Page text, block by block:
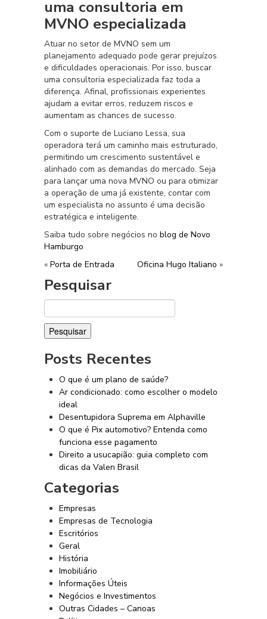
uma consultoria em
MVNO especializada
Atuar no setor de MVNO sem um
planejamento adequado pode gerar prejuízos
e dificuldades operacionais. Por isso, buscar
uma consultoria especializada faz toda a
diferença. Afinal, profissionais experientes
ajudam a evitar erros, reduzem riscos e
aumentam as chances de sucesso.
Com o suporte de Luciano Lessa, sua
operadora terá um caminho mais estruturado,
permitindo um crescimento sustentável e
alinhado com as demandas do mercado. Seja
para lançar uma nova MVNO ou para otimizar
a operação de uma já existente, contar com
um especialista no assunto é uma decisão
estratégica e inteligente.
Saiba tudo sobre negócios no blog de Novo
Hamburgo
« Porta de Entrada Oficina Hugo Italiano »
Pesquisar
Pesquisar
por:
Posts Recentes
O que é um plano de saúde?
Ar condicionado: como escolher o modelo
ideal
Desentupidora Suprema em Alphaville
O que é Pix automotivo? Entenda como
funciona esse pagamento
Direito a usucapião: guia completo com
dicas da Valen Brasil
Categorias
Empresas
Empresas de Tecnologia
Escritórios
Geral
História
Imobiliário
Informações Úteis
Negócios e Investimentos
Outras Cidades – Canoas